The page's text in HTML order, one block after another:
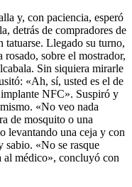
y, con paciencia, esperó
detrás de compradores de
tatuarse. Llegado su turno,
sobre el mostrador,
Sin siquiera mirarle
«Ah, sí, usted es el de
NFC». Suspiró y
«No veo nada
de mosquito o una
levantando una ceja y con
sabio. «No se rasque
al médico», concluyó con